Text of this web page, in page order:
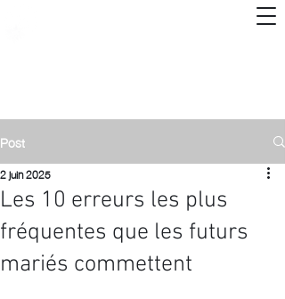
Post
Les 10 erreurs les plus
fréquentes que les futurs
mariés commettent
2 juin 2025